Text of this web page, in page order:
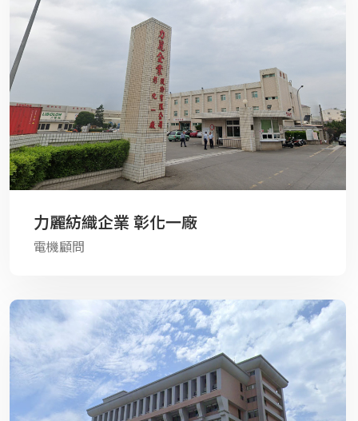
力麗紡織企業 彰化一廠
電機顧問